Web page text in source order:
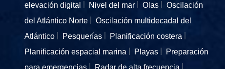
elevación digital
Nivel del mar Olas
Oscilación
del Atlántico Norte
Oscilación multidecadal del
Atlántico
Pesquerías
Planificación costera
Planificación espacial marina
Playas
Preparación
para emergencias
Radar de alta frecuencia